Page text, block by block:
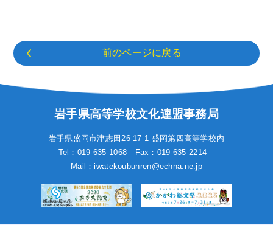
前のページに戻る
岩手県高等学校文化連盟事務局
岩手県盛岡市津志田26-17-1 盛岡第四高等学校内
Tel：019-635-1068
Fax：019-635-2214
Mail：iwatekoubunren@echna.ne.jp